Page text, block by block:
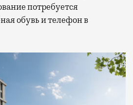
потребуется
обувь и телефон в